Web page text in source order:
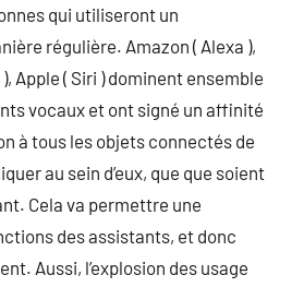
qui utiliseront un
régulière. Amazon ( Alexa ),
Apple ( Siri ) dominent ensemble
vocaux et ont signé un affinité
à tous les objets connectés de
au sein d’eux, que que soient
Cela va permettre une
des assistants, et donc
Aussi, l’explosion des usage